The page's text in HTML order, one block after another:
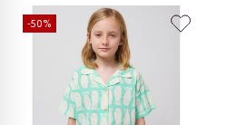
-50%